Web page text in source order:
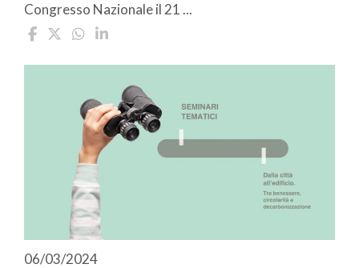
Congresso Nazionale il 21 ...
06/03/2024